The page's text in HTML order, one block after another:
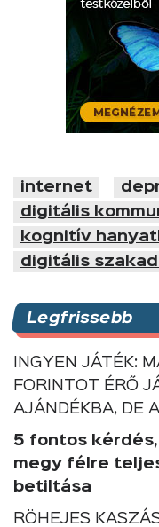
internet
digitális
kognitív
digitális
Legfrissebb
INGYEN JÁTÉK:
FORINTOT ÉRŐ
AJÁNDÉKBA, DE
5 fontos kérdés,
megy félre
betiltása
RÖHEJES